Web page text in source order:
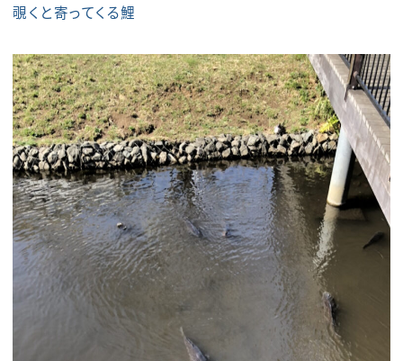
覗くと寄ってくる鯉